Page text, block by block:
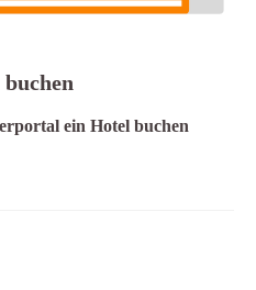
ein Hotel buchen